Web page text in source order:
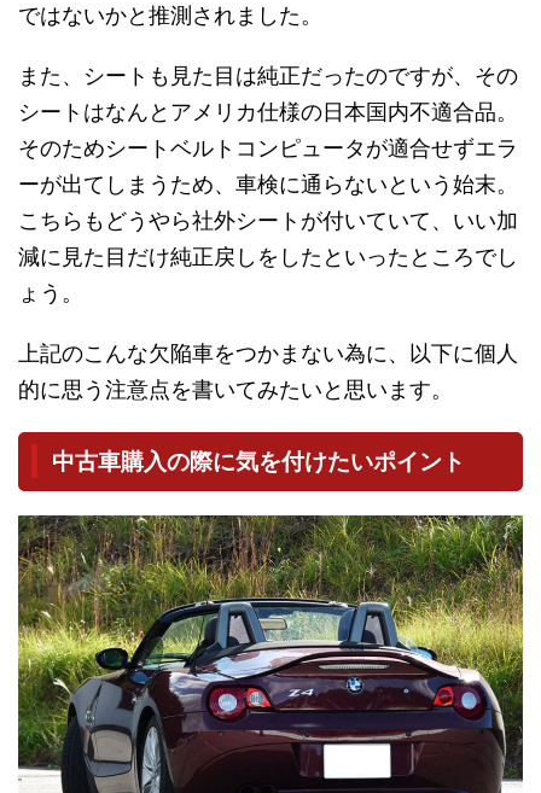
ではないかと推測されました。
また、シートも見た目は純正だったのですが、その
シートはなんとアメリカ仕様の日本国内不適合品。
そのためシートベルトコンピュータが適合せずエラ
ーが出てしまうため、車検に通らないという始末。
こちらもどうやら社外シートが付いていて、いい加
減に見た目だけ純正戻しをしたといったところでし
ょう。
上記のこんな欠陥車をつかまない為に、以下に個人
的に思う注意点を書いてみたいと思います。
中古車購入の際に気を付けたいポイント